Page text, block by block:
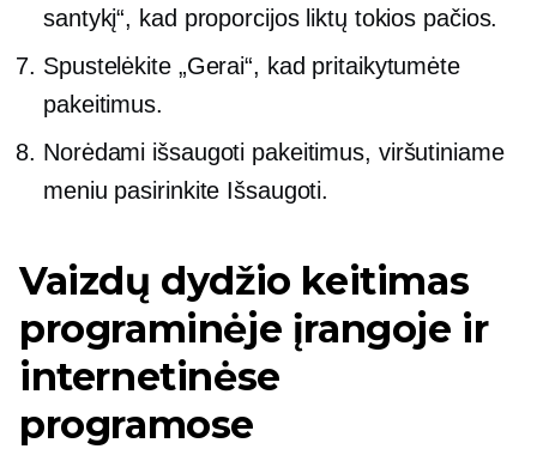
santykį“, kad proporcijos liktų tokios pačios.
Spustelėkite „Gerai“, kad pritaikytumėte
pakeitimus.
Norėdami išsaugoti pakeitimus, viršutiniame
meniu pasirinkite Išsaugoti.
Vaizdų dydžio keitimas
programinėje įrangoje ir
internetinėse
programose